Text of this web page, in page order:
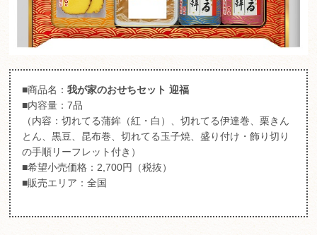
■商品名：我が家のおせちセット 迎福
■内容量：7品
（内容：切れてる蒲鉾（紅・白）、切れてる伊達巻、栗きん
とん、黒豆、昆布巻、切れてる玉子焼、盛り付け・飾り切り
の手順リーフレット付き）
■希望小売価格：2,700円（税抜）
■販売エリア：全国